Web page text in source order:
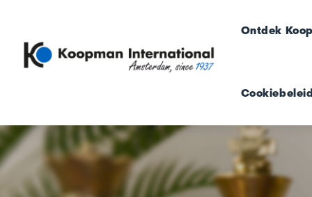
Ontdek